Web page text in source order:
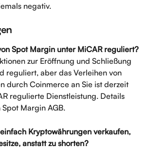
negativ.
Spot Margin unter MiCAR reguliert?
zur Eröffnung und Schließung
reguliert, aber das Verleihen von
durch Coinmerce an Sie ist derzeit
regulierte Dienstleistung. Details
Margin AGB.
Kryptowährungen verkaufen,
anstatt zu shorten?